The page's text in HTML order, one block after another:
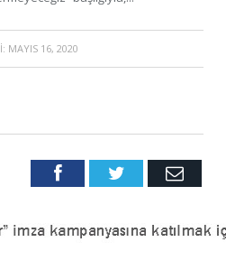
MAYIS 16, 2020
FacebookTwitter Email